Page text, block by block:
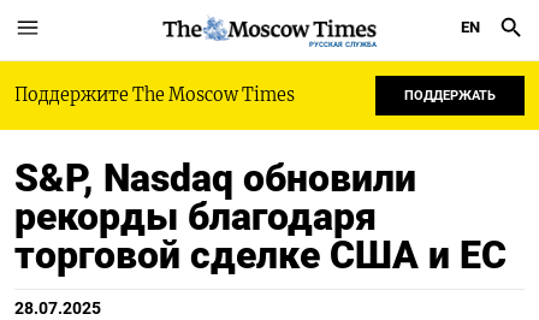
РУССКАЯ СЛУЖБА
EN
Поддержите The Moscow Times ПОДДЕРЖАТЬ
S&P, Nasdaq обновили
рекорды благодаря
торговой сделке США и ЕС
28.07.2025